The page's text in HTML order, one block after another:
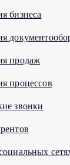
бизнеса
продаж
процессов
звонки